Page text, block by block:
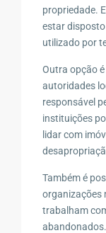
propriedade.
estar disposto
utilizado por
Outra opção
autoridades
responsável
instituições
lidar com
Também é
organizações
trabalham